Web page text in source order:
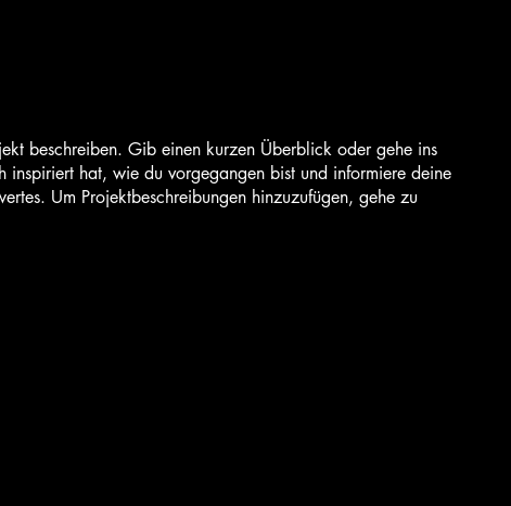
beschreiben. Gib einen kurzen Überblick oder gehe ins
inspiriert hat, wie du vorgegangen bist und informiere deine
Um Projektbeschreibungen hinzuzufügen, gehe zu